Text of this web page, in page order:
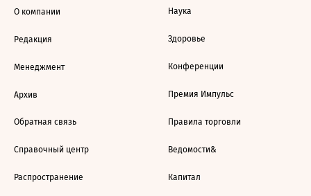
О компании
Редакция
Менеджмент
Архив
Обратная связь
Справочный центр
Распространение
Наука
Здоровье
Конференции
Премия Импульс
Правила торговли
Ведомости&
Капитал